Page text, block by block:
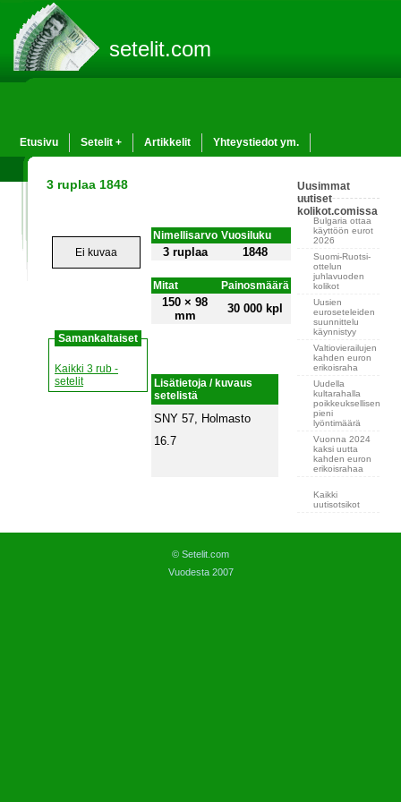
setelit.com
Etusivu Setelit + Artikkelit Yhteystiedot ym.
3 ruplaa 1848
Ei kuvaa
Samankaltaiset
Kaikki 3 rub -
setelit
Nimellisarvo Vuosiluku
3 ruplaa 1848
Mitat Painosmäärä
150 × 98
mm
30 000 kpl
Lisätietoja / kuvaus
setelistä
SNY 57, Holmasto
16.7
Uusimmat
uutiset
kolikot.comissa
Bulgaria ottaa
käyttöön eurot
2026
Suomi-Ruotsi-
ottelun
juhlavuoden
kolikot
Uusien
euroseteleiden
suunnittelu
käynnistyy
Valtiovierailujen
kahden euron
erikoisraha
Uudella
kultarahalla
poikkeuksellisen
pieni
lyöntimäärä
Vuonna 2024
kaksi uutta
kahden euron
erikoisrahaa
Kaikki
uutisotsikot
© Setelit.com
Vuodesta 2007